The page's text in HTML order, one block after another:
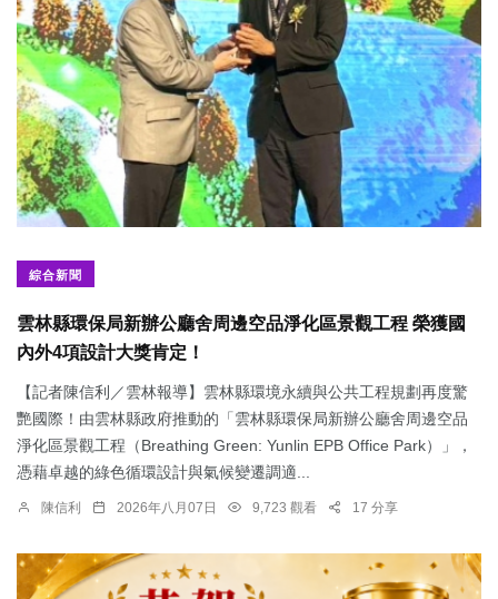
綜合新聞
雲林縣環保局新辦公廳舍周邊空品淨化區景觀工程 榮獲國
內外4項設計大獎肯定！
【記者陳信利／雲林報導】雲林縣環境永續與公共工程規劃再度驚
艷國際！由雲林縣政府推動的「雲林縣環保局新辦公廳舍周邊空品
淨化區景觀工程（Breathing Green: Yunlin EPB Office Park）」，
憑藉卓越的綠色循環設計與氣候變遷調適...
陳信利 2026年八月07日 9,723 觀看 17 分享